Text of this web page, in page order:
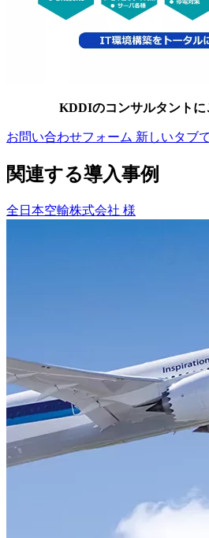
KDDIのコンサルタントに
お問い合わせフォーム 新しいタブ
関連する導入事例
全日本空輸株式会社 様